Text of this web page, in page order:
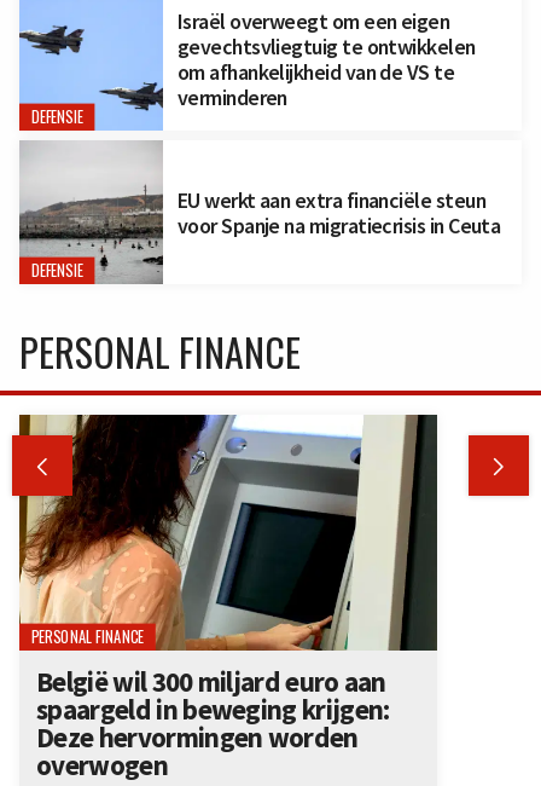
DEFENSIE
Israël overweegt om een eigen
gevechtsvliegtuig te ontwikkelen
om afhankelijkheid van de VS te
verminderen
DEFENSIE
EU werkt aan extra financiële steun
voor Spanje na migratiecrisis in Ceuta
PERSONAL FINANCE
 
PERSONAL FINANCE
België wil 300 miljard euro aan
spaargeld in beweging krijgen:
Deze hervormingen worden
overwogen